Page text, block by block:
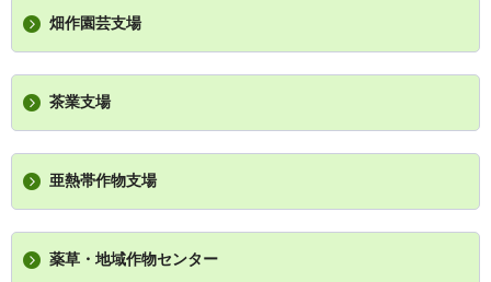
畑作園芸支場
茶業支場
亜熱帯作物支場
薬草・地域作物センター